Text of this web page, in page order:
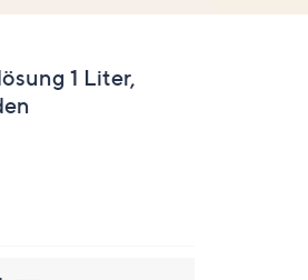
1 Liter,